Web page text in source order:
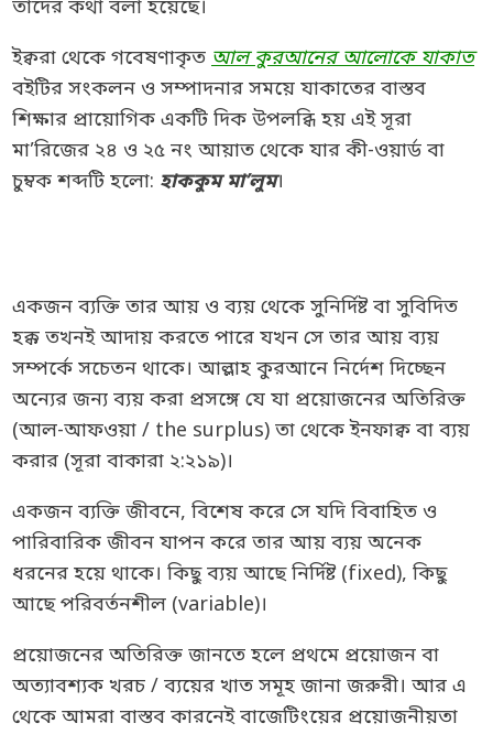
তাদের কথা বলা হয়েছে।
ইক্বরা থেকে গবেষণাকৃত আল কুরআনের আলোকে যাকাত
বইটির সংকলন ও সম্পাদনার সময়ে যাকাতের বাস্তব
শিক্ষার প্রায়োগিক একটি দিক উপলব্ধি হয় এই সূরা
মা’রিজের ২৪ ও ২৫ নং আয়াত থেকে যার কী-ওয়ার্ড বা
চুম্বক শব্দটি হলো: হাককুম মা’লুম।
একজন ব্যক্তি তার আয় ও ব্যয় থেকে সুনির্দিষ্ট বা সুবিদিত
হক্ক তখনই আদায় করতে পারে যখন সে তার আয় ব্যয়
সম্পর্কে সচেতন থাকে। আল্লাহ কুরআনে নির্দেশ দিচ্ছেন
অন্যের জন্য ব্যয় করা প্রসঙ্গে যে যা প্রয়োজনের অতিরিক্ত
(আল-আফওয়া / the surplus) তা থেকে ইনফাক্ব বা ব্যয়
করার (সূরা বাকারা ২:২১৯)।
একজন ব্যক্তি জীবনে, বিশেষ করে সে যদি বিবাহিত ও
পারিবারিক জীবন যাপন করে তার আয় ব্যয় অনেক
ধরনের হয়ে থাকে। কিছু ব্যয় আছে নির্দিষ্ট (fixed), কিছু
আছে পরিবর্তনশীল (variable)।
প্রয়ােজনের অতিরিক্ত জানতে হলে প্রথমে প্রয়োজন বা
অত্যাবশ্যক খরচ / ব্যয়ের খাত সমূহ জানা জরুরী। আর এ
থেকে আমরা বাস্তব কারনেই বাজেটিংয়ের প্রয়োজনীয়তা